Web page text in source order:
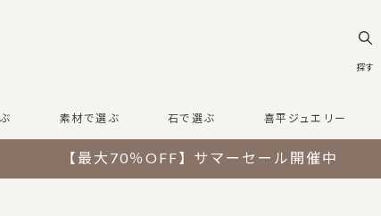
探す
素材で選ぶ 石で選ぶ 喜平ジュエリー
【最大70％OFF】サマーセール開催中